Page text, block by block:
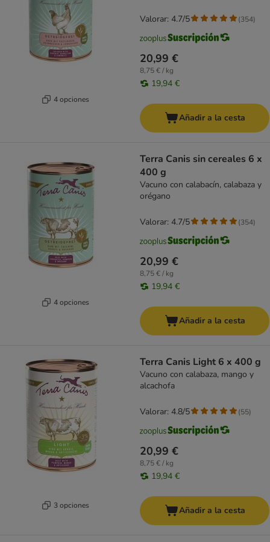
4 opciones
20,99 €
8,75 € / kg
19,94 €
Valorar: 4.7/5 (354)
Añadir a la cesta
4 opciones
Terra Canis sin cereales 6 x
400 g
Vacuno con calabacín, calabaza y
orégano
20,99 €
8,75 € / kg
19,94 €
Valorar: 4.7/5 (354)
Añadir a la cesta
3 opciones
Terra Canis Light 6 x 400 g
Vacuno con calabaza, mango y
alcachofa
20,99 €
8,75 € / kg
19,94 €
Valorar: 4.8/5 (55)
Añadir a la cesta